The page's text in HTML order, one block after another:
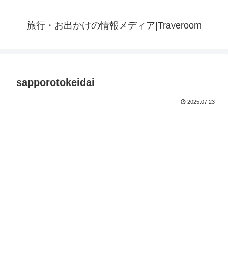
旅行・お出かけの情報メディア|Traveroom
sapporotokeidai
2025.07.23